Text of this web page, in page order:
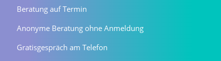
Beratung auf Termin
Anonyme Beratung ohne Anmeldung
Gratisgespräch am Telefon